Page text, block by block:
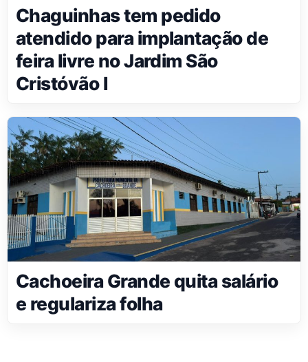
Chaguinhas tem pedido
atendido para implantação de
feira livre no Jardim São
Cristóvão I
Cachoeira Grande quita salário
e regulariza folha